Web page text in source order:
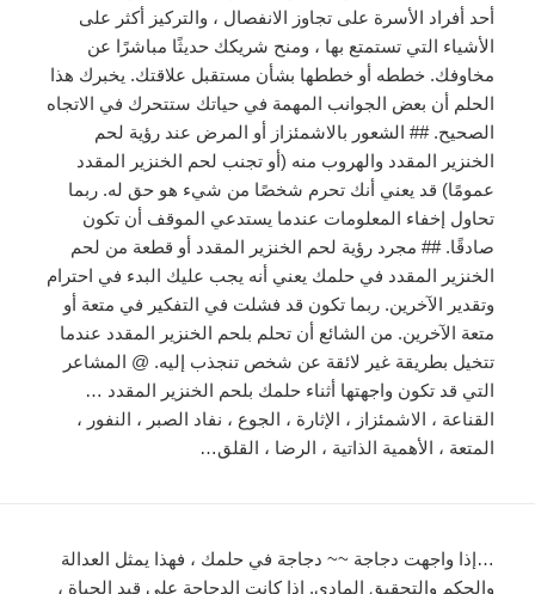
أحد أفراد الأسرة على تجاوز الانفصال ، والتركيز أكثر على
الأشياء التي تستمتع بها ، ومنح شريكك حديثًا مباشرًا عن
مخاوفك. خططه أو خططها بشأن مستقبل علاقتك. يخبرك هذا
الحلم أن بعض الجوانب المهمة في حياتك ستتحرك في الاتجاه
الصحيح. ## الشعور بالاشمئزاز أو المرض عند رؤية لحم
الخنزير المقدد والهروب منه (أو تجنب لحم الخنزير المقدد
عمومًا) قد يعني أنك تحرم شخصًا من شيء هو حق له. ربما
تحاول إخفاء المعلومات عندما يستدعي الموقف أن تكون
صادقًا. ## مجرد رؤية لحم الخنزير المقدد أو قطعة من لحم
الخنزير المقدد في حلمك يعني أنه يجب عليك البدء في احترام
وتقدير الآخرين. ربما تكون قد فشلت في التفكير في متعة أو
متعة الآخرين. من الشائع أن تحلم بلحم الخنزير المقدد عندما
تتخيل بطريقة غير لائقة عن شخص تنجذب إليه. @ المشاعر
التي قد تكون واجهتها أثناء حلمك بلحم الخنزير المقدد …
القناعة ، الاشمئزاز ، الإثارة ، الجوع ، نفاد الصبر ، النفور ،
المتعة ، الأهمية الذاتية ، الرضا ، القلق…
…إذا واجهت دجاجة ~~ دجاجة في حلمك ، فهذا يمثل العدالة
والحكم والتحقيق المادي. إذا كانت الدجاجة على قيد الحياة ،